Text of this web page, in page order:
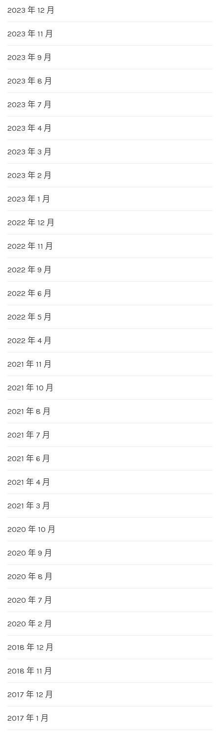
2023 年 12 月
2023 年 11 月
2023 年 9 月
2023 年 8 月
2023 年 7 月
2023 年 4 月
2023 年 3 月
2023 年 2 月
2023 年 1 月
2022 年 12 月
2022 年 11 月
2022 年 9 月
2022 年 6 月
2022 年 5 月
2022 年 4 月
2021 年 11 月
2021 年 10 月
2021 年 8 月
2021 年 7 月
2021 年 6 月
2021 年 4 月
2021 年 3 月
2020 年 10 月
2020 年 9 月
2020 年 8 月
2020 年 7 月
2020 年 2 月
2018 年 12 月
2018 年 11 月
2017 年 12 月
2017 年 1 月